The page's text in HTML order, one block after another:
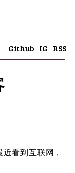
Github IG RSS
看到互联网，